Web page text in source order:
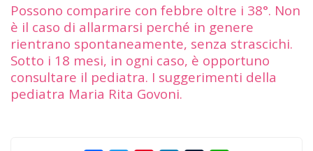
Possono comparire con febbre oltre i 38°. Non
è il caso di allarmarsi perché in genere
rientrano spontaneamente, senza strascichi.
Sotto i 18 mesi, in ogni caso, è opportuno
consultare il pediatra. I suggerimenti della
pediatra Maria Rita Govoni.